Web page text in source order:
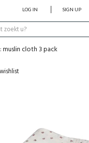
LOG IN SIGN UP
muslin cloth 3 pack